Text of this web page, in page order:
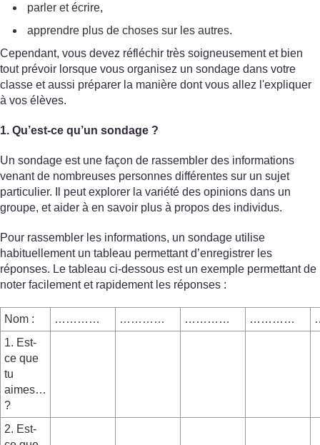
parler et écrire,
apprendre plus de choses sur les autres.
Cependant, vous devez réfléchir très soigneusement et bien
tout prévoir lorsque vous organisez un sondage dans votre
classe et aussi préparer la manière dont vous allez l'expliquer
à vos élèves.
1. Qu’est-ce qu’un sondage ?
Un sondage est une façon de rassembler des informations
venant de nombreuses personnes différentes sur un sujet
particulier. Il peut explorer la variété des opinions dans un
groupe, et aider à en savoir plus à propos des individus.
Pour rassembler les informations, un sondage utilise
habituellement un tableau permettant d’enregistrer les
réponses. Le tableau ci-dessous est un exemple permettant de
noter facilement et rapidement les réponses :
Nom : ………… ………… ………… …………
1. Est-
ce que
tu
aimes…
?
2. Est-